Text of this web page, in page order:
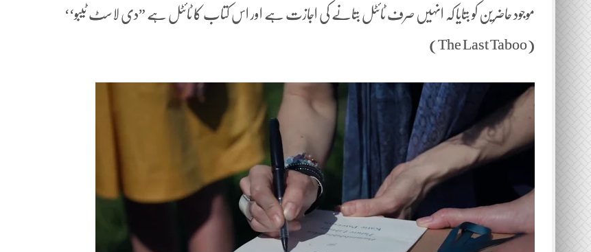
موجود حاضرین کو بتایا کہ انہیں صرف ٹائٹل بتانے کی اجازت ہے اور اس کتاب کا ٹائٹل ہے ”دی لاسٹ ٹیبو‘‘
(The Last Taboo)